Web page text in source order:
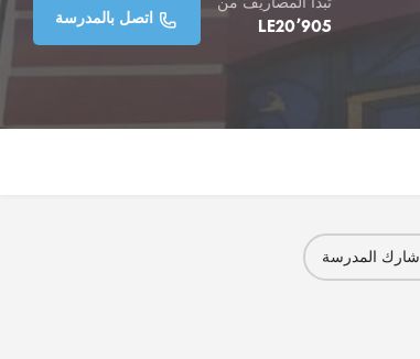
LE20٬905 اتصل بالمدرسة
شارك المدرسة